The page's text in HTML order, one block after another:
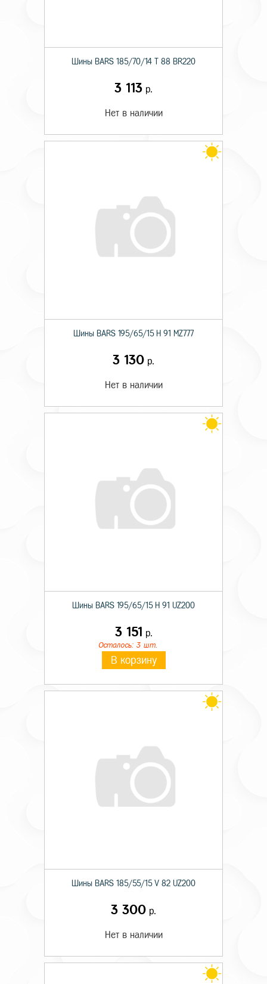
Шины BARS 185/70/14 T 88 BR220
3 113 р.
Нет в наличии
Шины BARS 195/65/15 H 91 MZ777
3 130 р.
Нет в наличии
Шины BARS 195/65/15 H 91 UZ200
3 151 р.
Осталось: 3 шт.
В корзину
Шины BARS 185/55/15 V 82 UZ200
3 300 р.
Нет в наличии